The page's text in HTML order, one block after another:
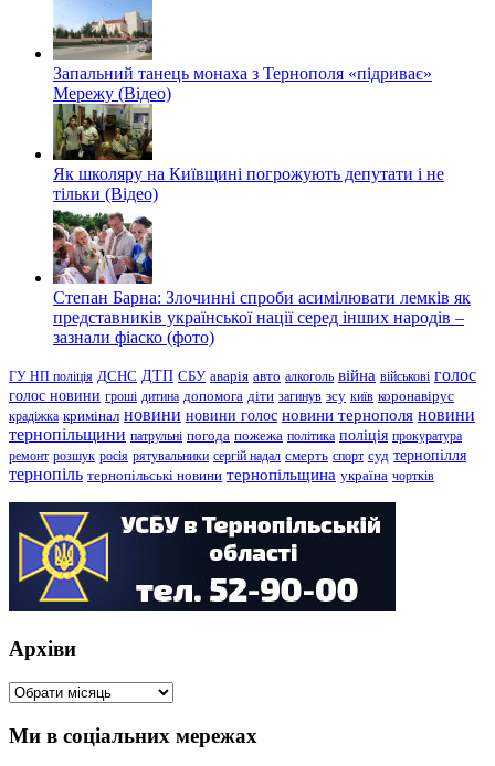
Запальний танець монаха з Тернополя «підриває»
Мережу (Відео)
Як школяру на Київщині погрожують депутати і не
тільки (Відео)
Степан Барна: Злочинні спроби асимілювати лемків як
представників української нації серед інших народів –
зазнали фіаско (фото)
ГУ НП поліція ДСНС ДТП СБУ аварія авто алкоголь війна військові голос
голос новини гроші дитина допомога діти загинув зсу київ коронавірус
крадіжка кримінал новини новини голос новини тернополя новини
тернопільщини патрульні погода пожежа політика поліція прокуратура
ремонт розшук росія рятувальники сергій надал смерть спорт суд тернопілля
тернопіль тернопільські новини тернопільщина україна чортків
Архіви
Архіви
Ми в соціальних мережах